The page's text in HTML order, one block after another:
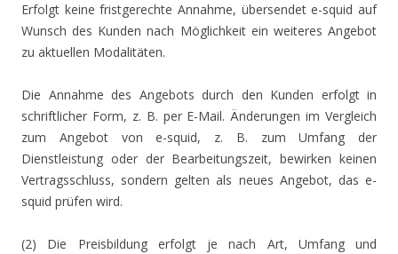
Erfolgt keine fristgerechte Annahme, übersendet e-squid auf
Wunsch des Kunden nach Möglichkeit ein weiteres Angebot
zu aktuellen Modalitäten.
Die Annahme des Angebots durch den Kunden erfolgt in
schriftlicher Form, z. B. per E-Mail. Änderungen im Vergleich
zum Angebot von e-squid, z. B. zum Umfang der
Dienstleistung oder der Bearbeitungszeit, bewirken keinen
Vertragsschluss, sondern gelten als neues Angebot, das e-
squid prüfen wird.
(2) Die Preisbildung erfolgt je nach Art, Umfang und